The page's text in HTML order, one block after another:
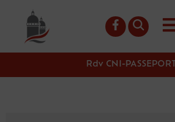
principal
Rdv CNI-PASSEPORT